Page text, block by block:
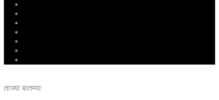
ताज्या बातम्या